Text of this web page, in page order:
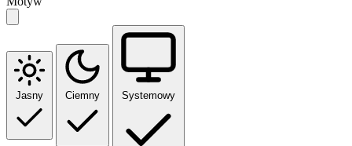
Jasny Ciemny Systemowy